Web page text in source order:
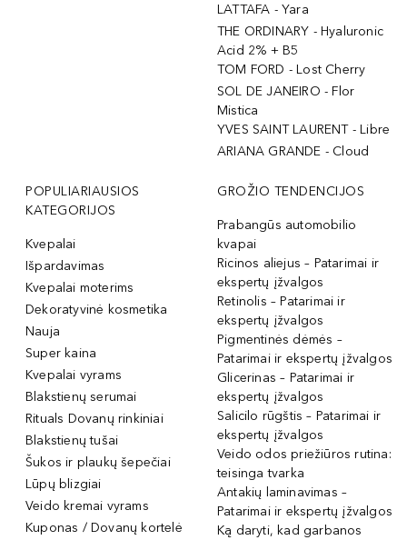
LATTAFA - Yara
THE ORDINARY - Hyaluronic
Acid 2% + B5
TOM FORD - Lost Cherry
SOL DE JANEIRO - Flor
Mistica
YVES SAINT LAURENT - Libre
ARIANA GRANDE - Cloud
POPULIARIAUSIOS
KATEGORIJOS
Kvepalai
Išpardavimas
Kvepalai moterims
Dekoratyvinė kosmetika
Nauja
Super kaina
Kvepalai vyrams
Blakstienų serumai
Rituals Dovanų rinkiniai
Blakstienų tušai
Šukos ir plaukų šepečiai
Lūpų blizgiai
Veido kremai vyrams
Kuponas / Dovanų kortelė
GROŽIO TENDENCIJOS
Prabangūs automobilio
kvapai
Ricinos aliejus – Patarimai ir
ekspertų įžvalgos
Retinolis – Patarimai ir
ekspertų įžvalgos
Pigmentinės dėmės –
Patarimai ir ekspertų įžvalgos
Glicerinas – Patarimai ir
ekspertų įžvalgos
Salicilo rūgštis – Patarimai ir
ekspertų įžvalgos
Veido odos priežiūros rutina:
teisinga tvarka
Antakių laminavimas –
Patarimai ir ekspertų įžvalgos
Ką daryti, kad garbanos